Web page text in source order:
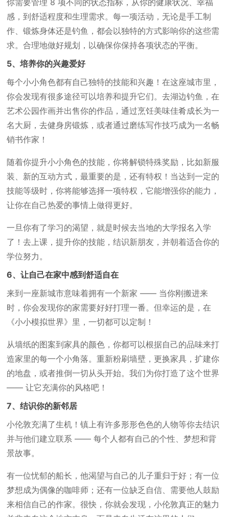
你需要管理 8 项不同的状态指标，从你的健康状况、幸福
感，到舒适程度和生理需求。每一项活动，无论是手工制
作、锻炼身体还是钓鱼，都会以独特的方式影响你的这些需
求。合理地做好规划，以确保你保持各项状态的平衡。
5、培养你的兴趣爱好
每个小小角色都有自己独特的技能和兴趣！在这座城市里，
你会发现有很多途径可以培养和提升它们。去湖边钓鱼，在
艺术公园作画并出售你的作品，通过烹饪美味佳肴成长为一
名大厨，去健身房锻炼，或者通过磨练写作技巧成为一名畅
销书作家！
随着你提升小小角色的技能，你将解锁特殊奖励，比如新服
装、新的互动方式，最重要的是，还有特权！当达到一定的
技能等级时，你将能够选择一项特权，它能增强你的能力，
让你在自己热爱的事情上做得更好。
一旦你有了学习的渴望，就是时候去当地的大学报名入学
了！去上课，提升你的技能，结识新朋友，并朝着适合你的
学位努力。
6、让自己在家中感到舒适自在
来到一座新城市意味着拥有一个新家 —— 当你刚搬进来
时，你会发现你的家需要好好打理一番。但幸运的是，在
《小小模拟世界》里，一切都可以定制！
从墙纸的图案到家具的颜色，你都可以根据自己的品味来打
造家里的每一个小角落。重新粉刷墙壁，更换家具，扩建你
的地盘，或者推倒一切从头开始。我们为你打造了这个世界
—— 让它充满你的风格吧！
7、结识你的新邻居
小伦敦充满了生机！镇上有许多形形色色的人物等你去结识
并与他们建立联系 —— 每个人都有自己的个性、梦想和背
景故事。
有一位忧郁的船长，他渴望与自己的儿子重归于好；有一位
梦想成为偶像的咖啡师；还有一位缺乏自信、需要他人鼓励
来相信自己的作家。很快，你就会发现，小伦敦真正的魅力